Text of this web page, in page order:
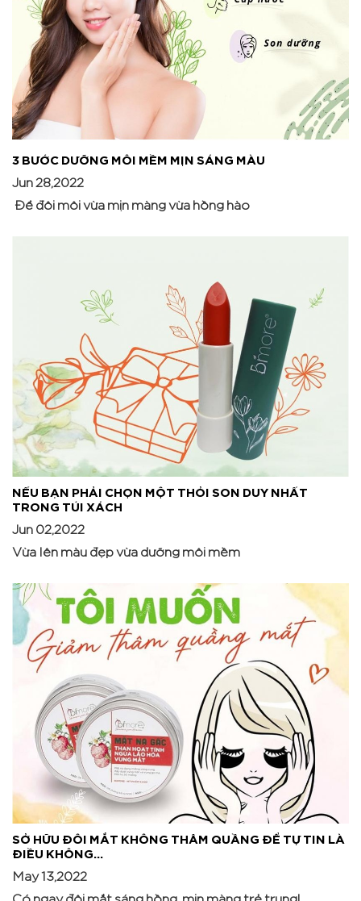
3 BƯỚC DƯỠNG MÔI MỀM MỊN SÁNG MÀU
Jun 28,2022
Để đôi môi vừa mịn màng vừa hồng hào
NẾU BẠN PHẢI CHỌN MỘT THỎI SON DUY NHẤT
TRONG TÚI XÁCH
Jun 02,2022
Vừa lên màu đẹp vừa dưỡng môi mềm
SỞ HỮU ĐÔI MẮT KHÔNG THÂM QUẦNG ĐỂ TỰ TIN LÀ
ĐIỀU KHÔNG...
May 13,2022
Có ngay đôi mắt sáng hồng, mịn màng trẻ trung!